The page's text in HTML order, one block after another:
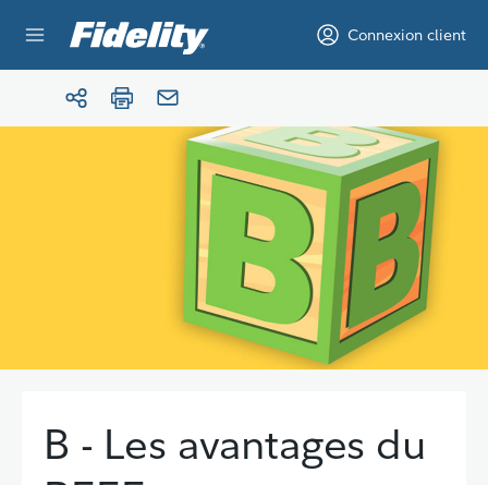
Connexion client
B - Les avantages du